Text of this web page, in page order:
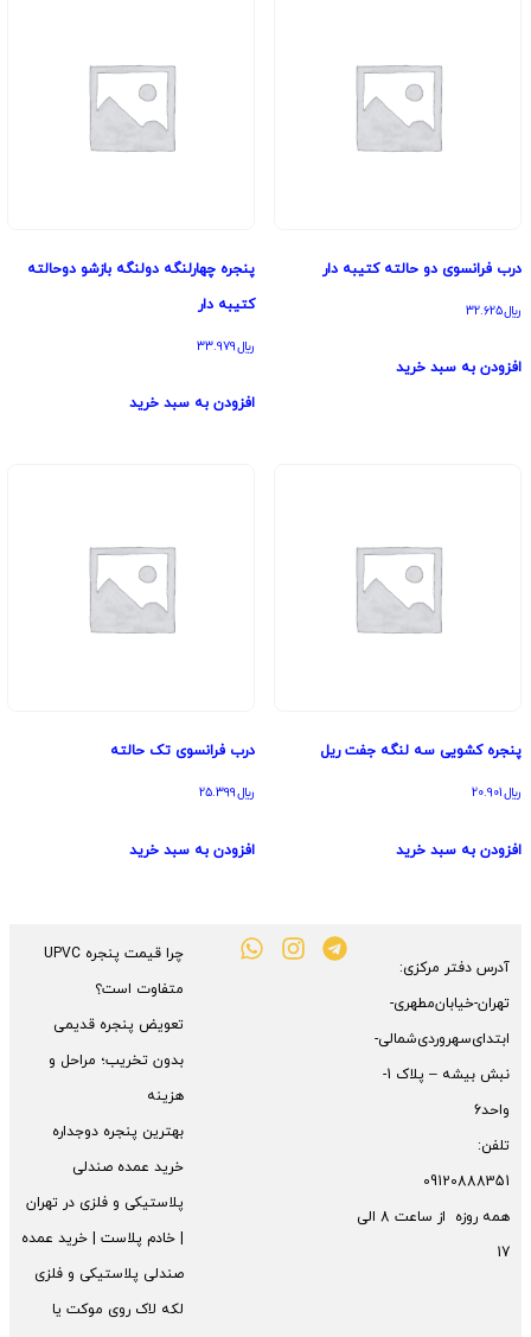
درب فرانسوی دو حالته کتیبه دار
﷼32.625
افزودن به سبد خرید
پنجره چهارلنگه دولنگه بازشو دوحالته
کتیبه دار
﷼33.979
افزودن به سبد خرید
پنجره کشویی سه لنگه جفت ریل
﷼20.901
افزودن به سبد خرید
درب فرانسوی تک حالته
﷼25.399
افزودن به سبد خرید
آدرس دفتر مرکزی:
تهران-خیابان‌مطهری-
ابتدای‌سهروردی‌شمالی-
نبش بیشه – پلاک 1-
واحد6
تلفن:
09120888351
همه روزه از ساعت 8 الی
17
چرا قیمت پنجره UPVC
متفاوت است؟
تعویض پنجره قدیمی
بدون تخریب؛ مراحل و
هزینه
بهترین پنجره دوجداره
خرید عمده صندلی
پلاستیکی و فلزی در تهران
| خادم پلاست | خرید عمده
صندلی پلاستیکی و فلزی
لکه لاک روی موکت یا